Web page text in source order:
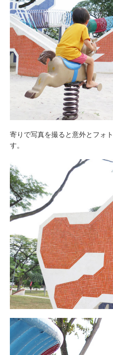
寄りで写真を撮ると意外とフォ
す。